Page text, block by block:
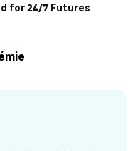
for 24/7 Futures